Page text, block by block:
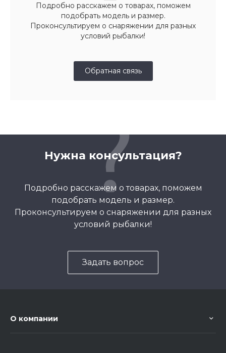
Подробно расскажем о товарах, поможем
подобрать модель и размер.
Проконсультируем о снаряжении для разных
условий рыбалки!
Обратная связь
Нужна консультация?
Подробно расскажем о товарах, поможем
подобрать модель и размер.
Проконсультируем о снаряжении для разных
условий рыбалки!
Задать вопрос
О компании